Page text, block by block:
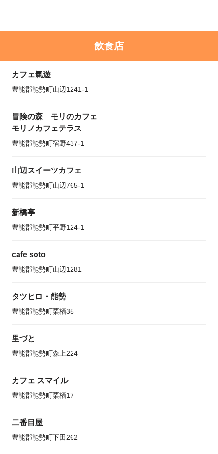
飲食店
カフェ氣遊
豊能郡能勢町山辺1241-1
冒険の森 モリのカフェ
モリノカフェテラス
豊能郡能勢町宿野437-1
山辺スイーツカフェ
豊能郡能勢町山辺765-1
新橋亭
豊能郡能勢町平野124-1
cafe soto
豊能郡能勢町山辺1281
タツヒロ・能勢
豊能郡能勢町栗栖35
里づと
豊能郡能勢町森上224
カフェ スマイル
豊能郡能勢町栗栖17
二番目屋
豊能郡能勢町下田262